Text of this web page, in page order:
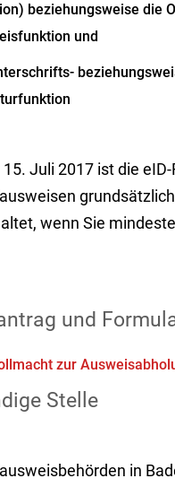
beziehungsweise die
und
Juli 2017 ist die
wenn Sie
und
zur
Stelle
in